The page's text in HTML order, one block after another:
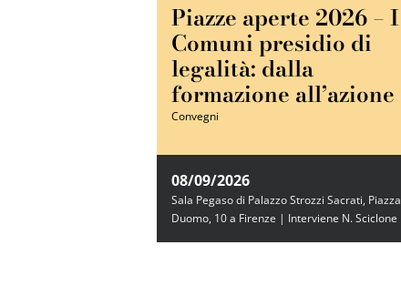
Piazze aperte 2026 – I
Comuni presidio di
legalità: dalla
formazione all’azione
Convegni
08/09/2026
Sala Pegaso di Palazzo Strozzi Sacrati, Piazza
Duomo, 10 a Firenze | Interviene N. Sciclone